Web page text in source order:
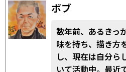
ボブ
数年前、あるきっ
味を持ち、描き方
し、現在は自分ら
いて活動中。最近